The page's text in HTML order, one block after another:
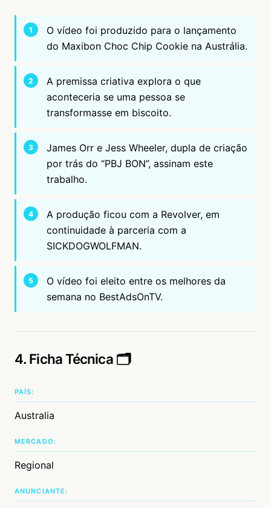
O vídeo foi produzido para o lançamento
do Maxibon Choc Chip Cookie na Austrália.
A premissa criativa explora o que
aconteceria se uma pessoa se
transformasse em biscoito.
James Orr e Jess Wheeler, dupla de criação
por trás do “PBJ BON”, assinam este
trabalho.
A produção ficou com a Revolver, em
continuidade à parceria com a
SICKDOGWOLFMAN.
O vídeo foi eleito entre os melhores da
semana no BestAdsOnTV.
4. Ficha Técnica 🗂️
PAÍS:
Australia
MERCADO:
Regional
ANUNCIANTE: